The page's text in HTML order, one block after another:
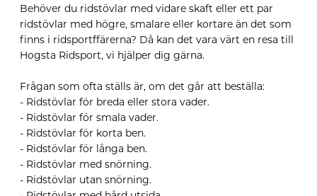
Behöver du ridstövlar med vidare skaft eller ett par
ridstövlar med högre, smalare eller kortare än det som
finns i ridsportffärerna? Då kan det vara värt en resa till
Hogsta Ridsport, vi hjälper dig gärna.
Frågan som ofta ställs är, om det går att beställa:
- Ridstövlar för breda eller stora vader.
- Ridstövlar för smala vader.
- Ridstövlar för korta ben.
- Ridstövlar för långa ben.
- Ridstövlar med snörning.
- Ridstövlar utan snörning.